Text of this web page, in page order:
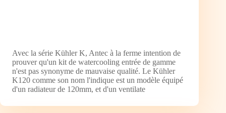
Avec la série Kühler K, Antec à la ferme intention de
prouver qu'un kit de watercooling entrée de gamme
n'est pas synonyme de mauvaise qualité. Le Kühler
K120 comme son nom l'indique est un modèle équipé
d'un radiateur de 120mm, et d'un ventilate